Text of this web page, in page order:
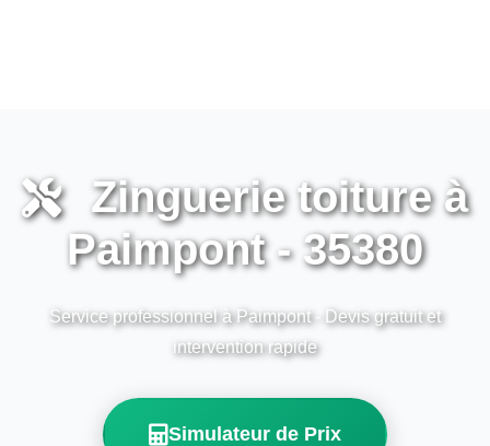
Zinguerie toiture à
Paimpont - 35380
Service professionnel à Paimpont - Devis gratuit et
intervention rapide
Simulateur de Prix